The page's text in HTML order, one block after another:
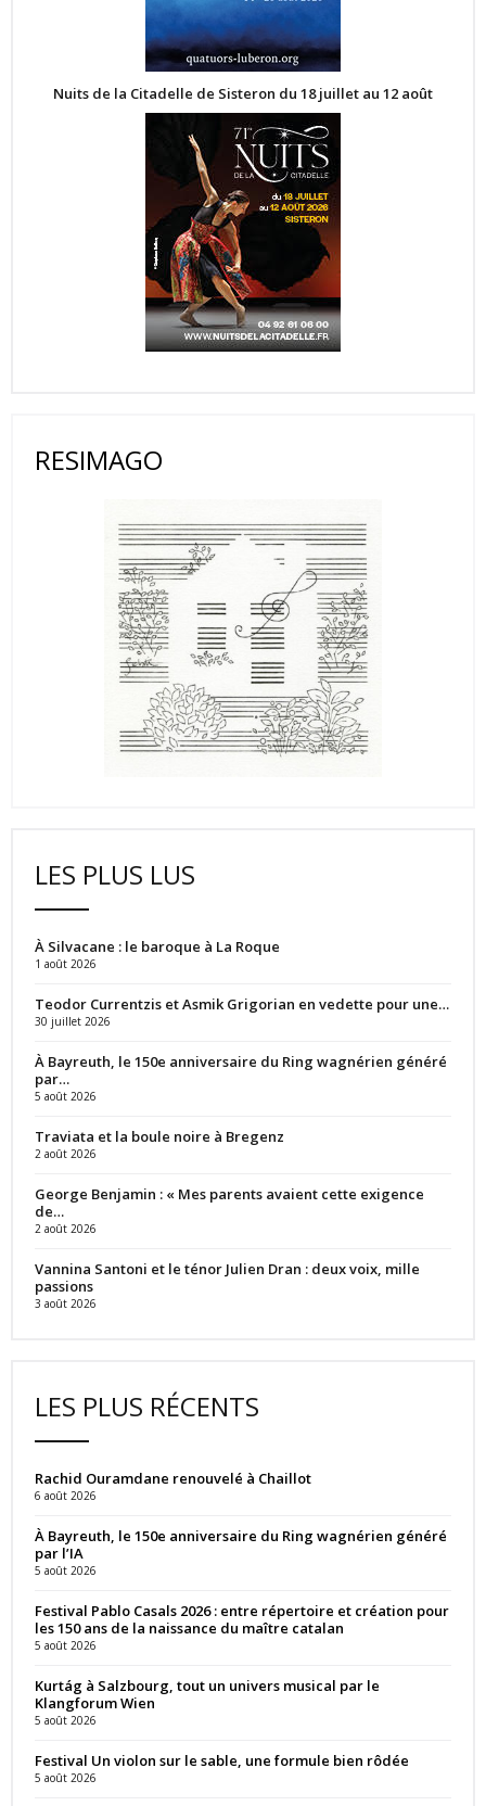
Nuits de la Citadelle de Sisteron du 18 juillet au 12 août
RESIMAGO
LES PLUS LUS
À Silvacane : le baroque à La Roque
1 août 2026
Teodor Currentzis et Asmik Grigorian en vedette pour une…
30 juillet 2026
À Bayreuth, le 150e anniversaire du Ring wagnérien généré
par…
5 août 2026
Traviata et la boule noire à Bregenz
2 août 2026
George Benjamin : « Mes parents avaient cette exigence
de…
2 août 2026
Vannina Santoni et le ténor Julien Dran : deux voix, mille
passions
3 août 2026
LES PLUS RÉCENTS
Rachid Ouramdane renouvelé à Chaillot
6 août 2026
À Bayreuth, le 150e anniversaire du Ring wagnérien généré
par l’IA
5 août 2026
Festival Pablo Casals 2026 : entre répertoire et création pour
les 150 ans de la naissance du maître catalan
5 août 2026
Kurtág à Salzbourg, tout un univers musical par le
Klangforum Wien
5 août 2026
Festival Un violon sur le sable, une formule bien rôdée
5 août 2026